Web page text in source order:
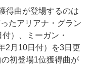
得曲が登場するのは
たアリアナ・グラン
）、ミーガン・
2月10日付）を3日更
初登場1位獲得曲が